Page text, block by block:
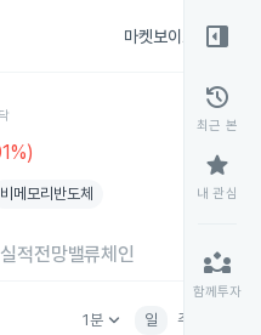
마켓보이스
비메모리반도체
실적전망밸류체인
1분keyboard_arrow_down 일 주
right_panel_open
history
최근 본
star
내 관심
partner_exchange
함께투자